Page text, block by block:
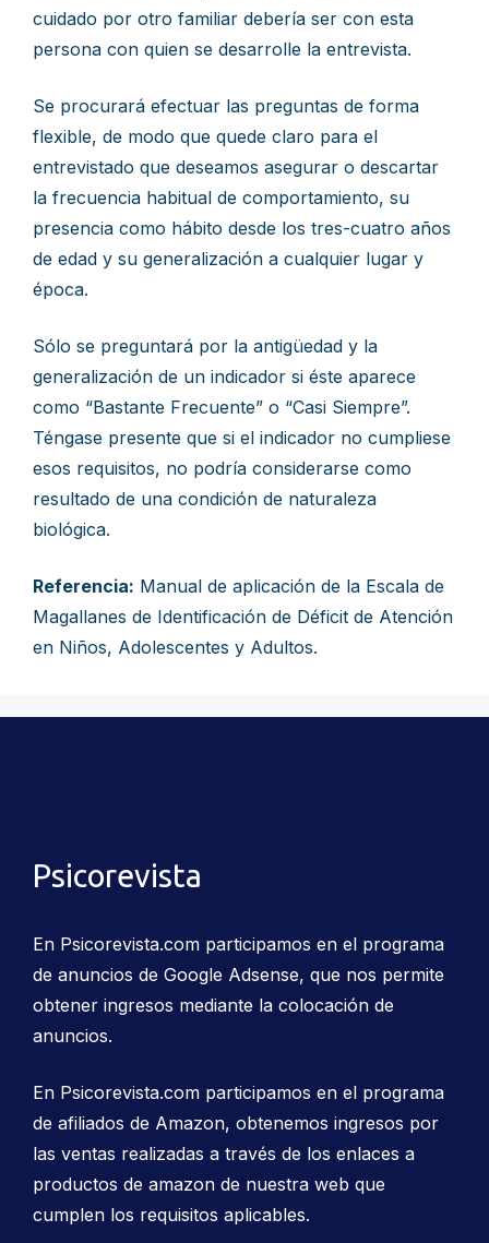
cuidado por otro familiar debería ser con esta
persona con quien se desarrolle la entrevista.
Se procurará efectuar las preguntas de forma
flexible, de modo que quede claro para el
entrevistado que deseamos asegurar o descartar
la frecuencia habitual de comportamiento, su
presencia como hábito desde los tres-cuatro años
de edad y su generalización a cualquier lugar y
época.
Sólo se preguntará por la antigüedad y la
generalización de un indicador si éste aparece
como “Bastante Frecuente” o “Casi Siempre”.
Téngase presente que si el indicador no cumpliese
esos requisitos, no podría considerarse como
resultado de una condición de naturaleza
biológica.
Referencia: Manual de aplicación de la Escala de
Magallanes de Identificación de Déficit de Atención
en Niños, Adolescentes y Adultos.
Psicorevista
En Psicorevista.com participamos en el programa
de anuncios de Google Adsense, que nos permite
obtener ingresos mediante la colocación de
anuncios.
En Psicorevista.com participamos en el programa
de afiliados de Amazon, obtenemos ingresos por
las ventas realizadas a través de los enlaces a
productos de amazon de nuestra web que
cumplen los requisitos aplicables.